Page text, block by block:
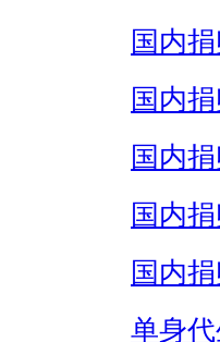
国内
国内
国内
国内
国内
单身